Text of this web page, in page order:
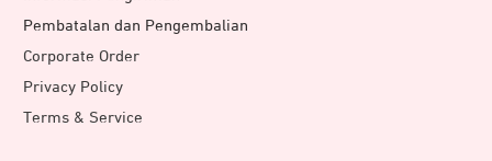
Pembatalan dan Pengembalian
Corporate Order
Privacy Policy
Terms & Service